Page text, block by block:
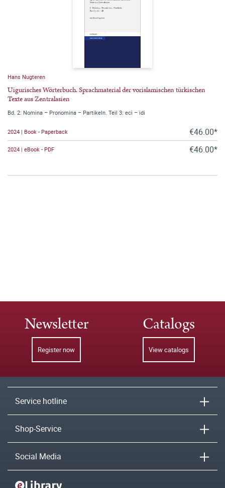
Hans Nugteren
Uigurisches Wörterbuch. Sprachmaterial der vorislamischen türkischen
Texte aus Zentralasien
Bd. 2: Nomina – Pronomina – Partikeln. Teil 3: eci – idi
2024 | Book - Paperback €46.00*
2024 | eBook - PDF €46.00*
Newsletter
Register now
Catalogs
View catalogs
Service hotline
Shop-Service
Social Media